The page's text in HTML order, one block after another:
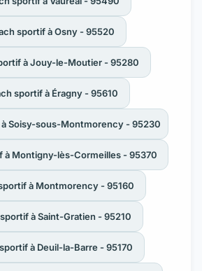
sportif à Osny - 95520
à Jouy-le-Moutier - 95280
sportif à Éragny - 95610
Soisy-sous-Montmorency - 95230
à Montigny-lès-Cormeilles - 95370
à Montmorency - 95160
à Saint-Gratien - 95210
à Deuil-la-Barre - 95170